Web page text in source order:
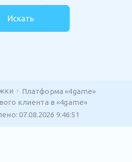
Искать
Платформа «4game»
клиента в «4game»
07.08.2026 9:46:51